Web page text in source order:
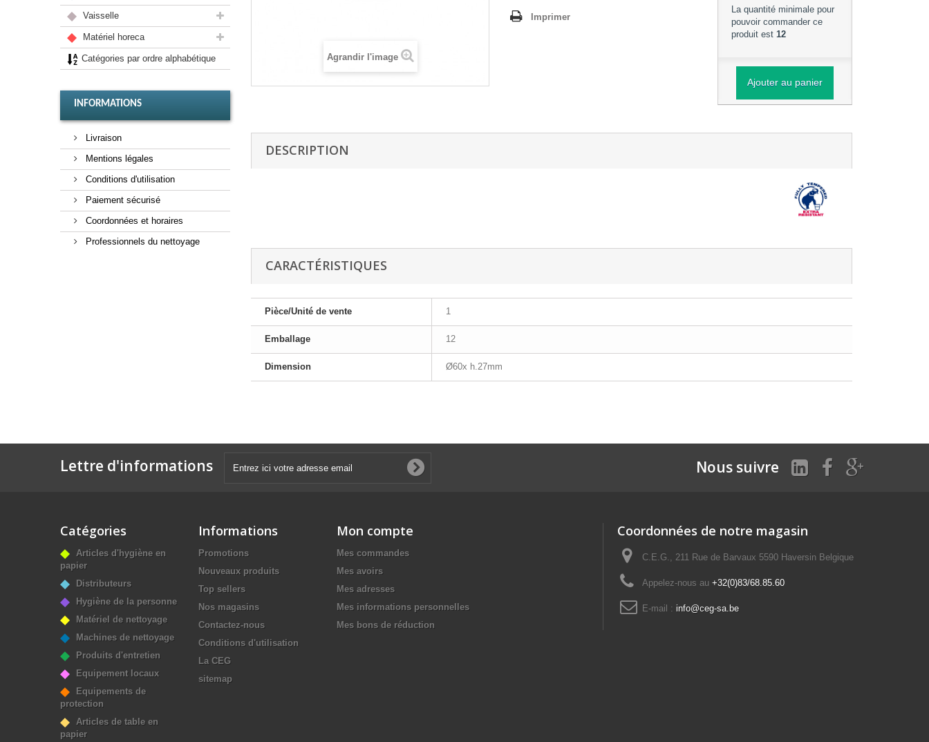
Vaisselle
Matériel horeca
Catégories par ordre alphabétique
INFORMATIONS
Livraison
Mentions légales
Conditions d'utilisation
Paiement sécurisé
Coordonnées et horaires
Professionnels du nettoyage
Agrandir l'image
Imprimer
La quantité minimale pour
pouvoir commander ce
produit est 12
Ajouter au panier
DESCRIPTION
CARACTÉRISTIQUES
Pièce/Unité de vente 1
Emballage 12
Dimension Ø60x h.27mm
Lettre d'informations Nous suivre
Catégories
Articles d'hygiène en
papier
Distributeurs
Hygiène de la personne
Matériel de nettoyage
Machines de nettoyage
Produits d'entretien
Equipement locaux
Equipements de
protection
Articles de table en
papier
Informations
Promotions
Nouveaux produits
Top sellers
Nos magasins
Contactez-nous
Conditions d'utilisation
La CEG
sitemap
Mon compte
Mes commandes
Mes avoirs
Mes adresses
Mes informations personnelles
Mes bons de réduction
Coordonnées de notre magasin
C.E.G., 211 Rue de Barvaux 5590 Haversin Belgique
Appelez-nous au +32(0)83/68.85.60
E-mail : info@ceg-sa.be